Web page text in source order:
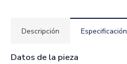
Descripción Especificación
Datos de la pieza